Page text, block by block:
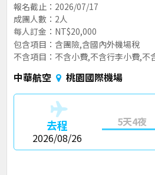
報名截止：2026/07/17
成團人數：2人
每人訂金：NT$20,000
包含項目：含團險,含國內外機場稅
不含項目：不含小費,不含行李小費,不
中華航空 桃園國際機場
去程
2026/08/26
5天4夜